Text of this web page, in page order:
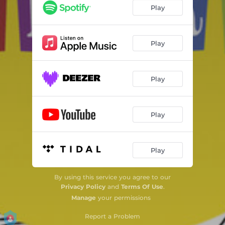
Batuque Na Cozinha
Eu Não Tenho Onde Morar 03:03
A Mariposa
Pique Esconde Na Internet 03:42
04:06
02:47
Me Dá o Meu Boné 01:58
Quadro Negro
Morena Bela
Play
Play
Play
Play
Play
By using this service you agree to our
Privacy Policyand Terms Of Use.
Manage your permissions
Report a Problem